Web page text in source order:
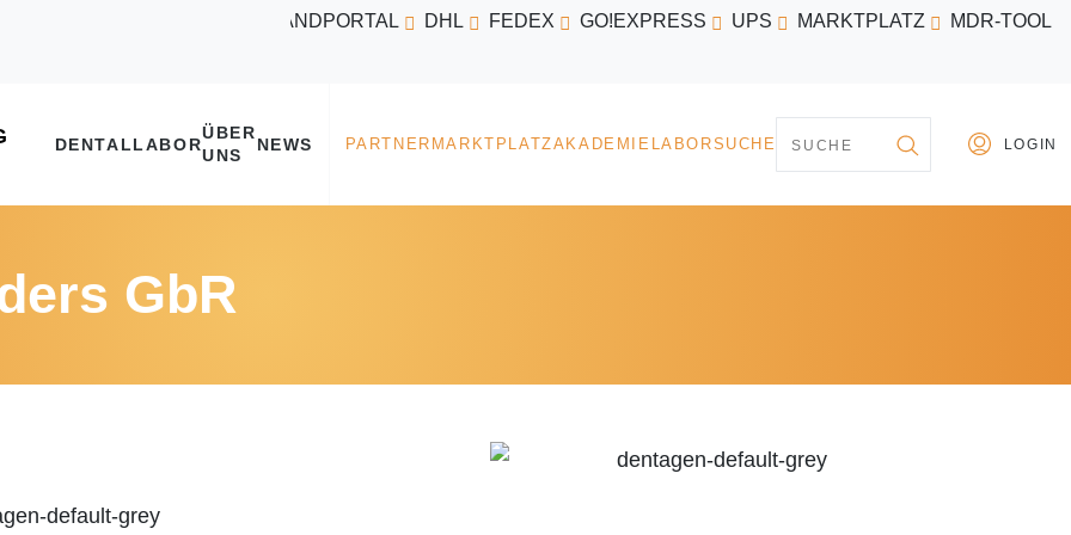
VERSANDPORTAL DHL FEDEX GO!EXPRESS UPS MARKTPLATZ MDR-TOOL
GbR